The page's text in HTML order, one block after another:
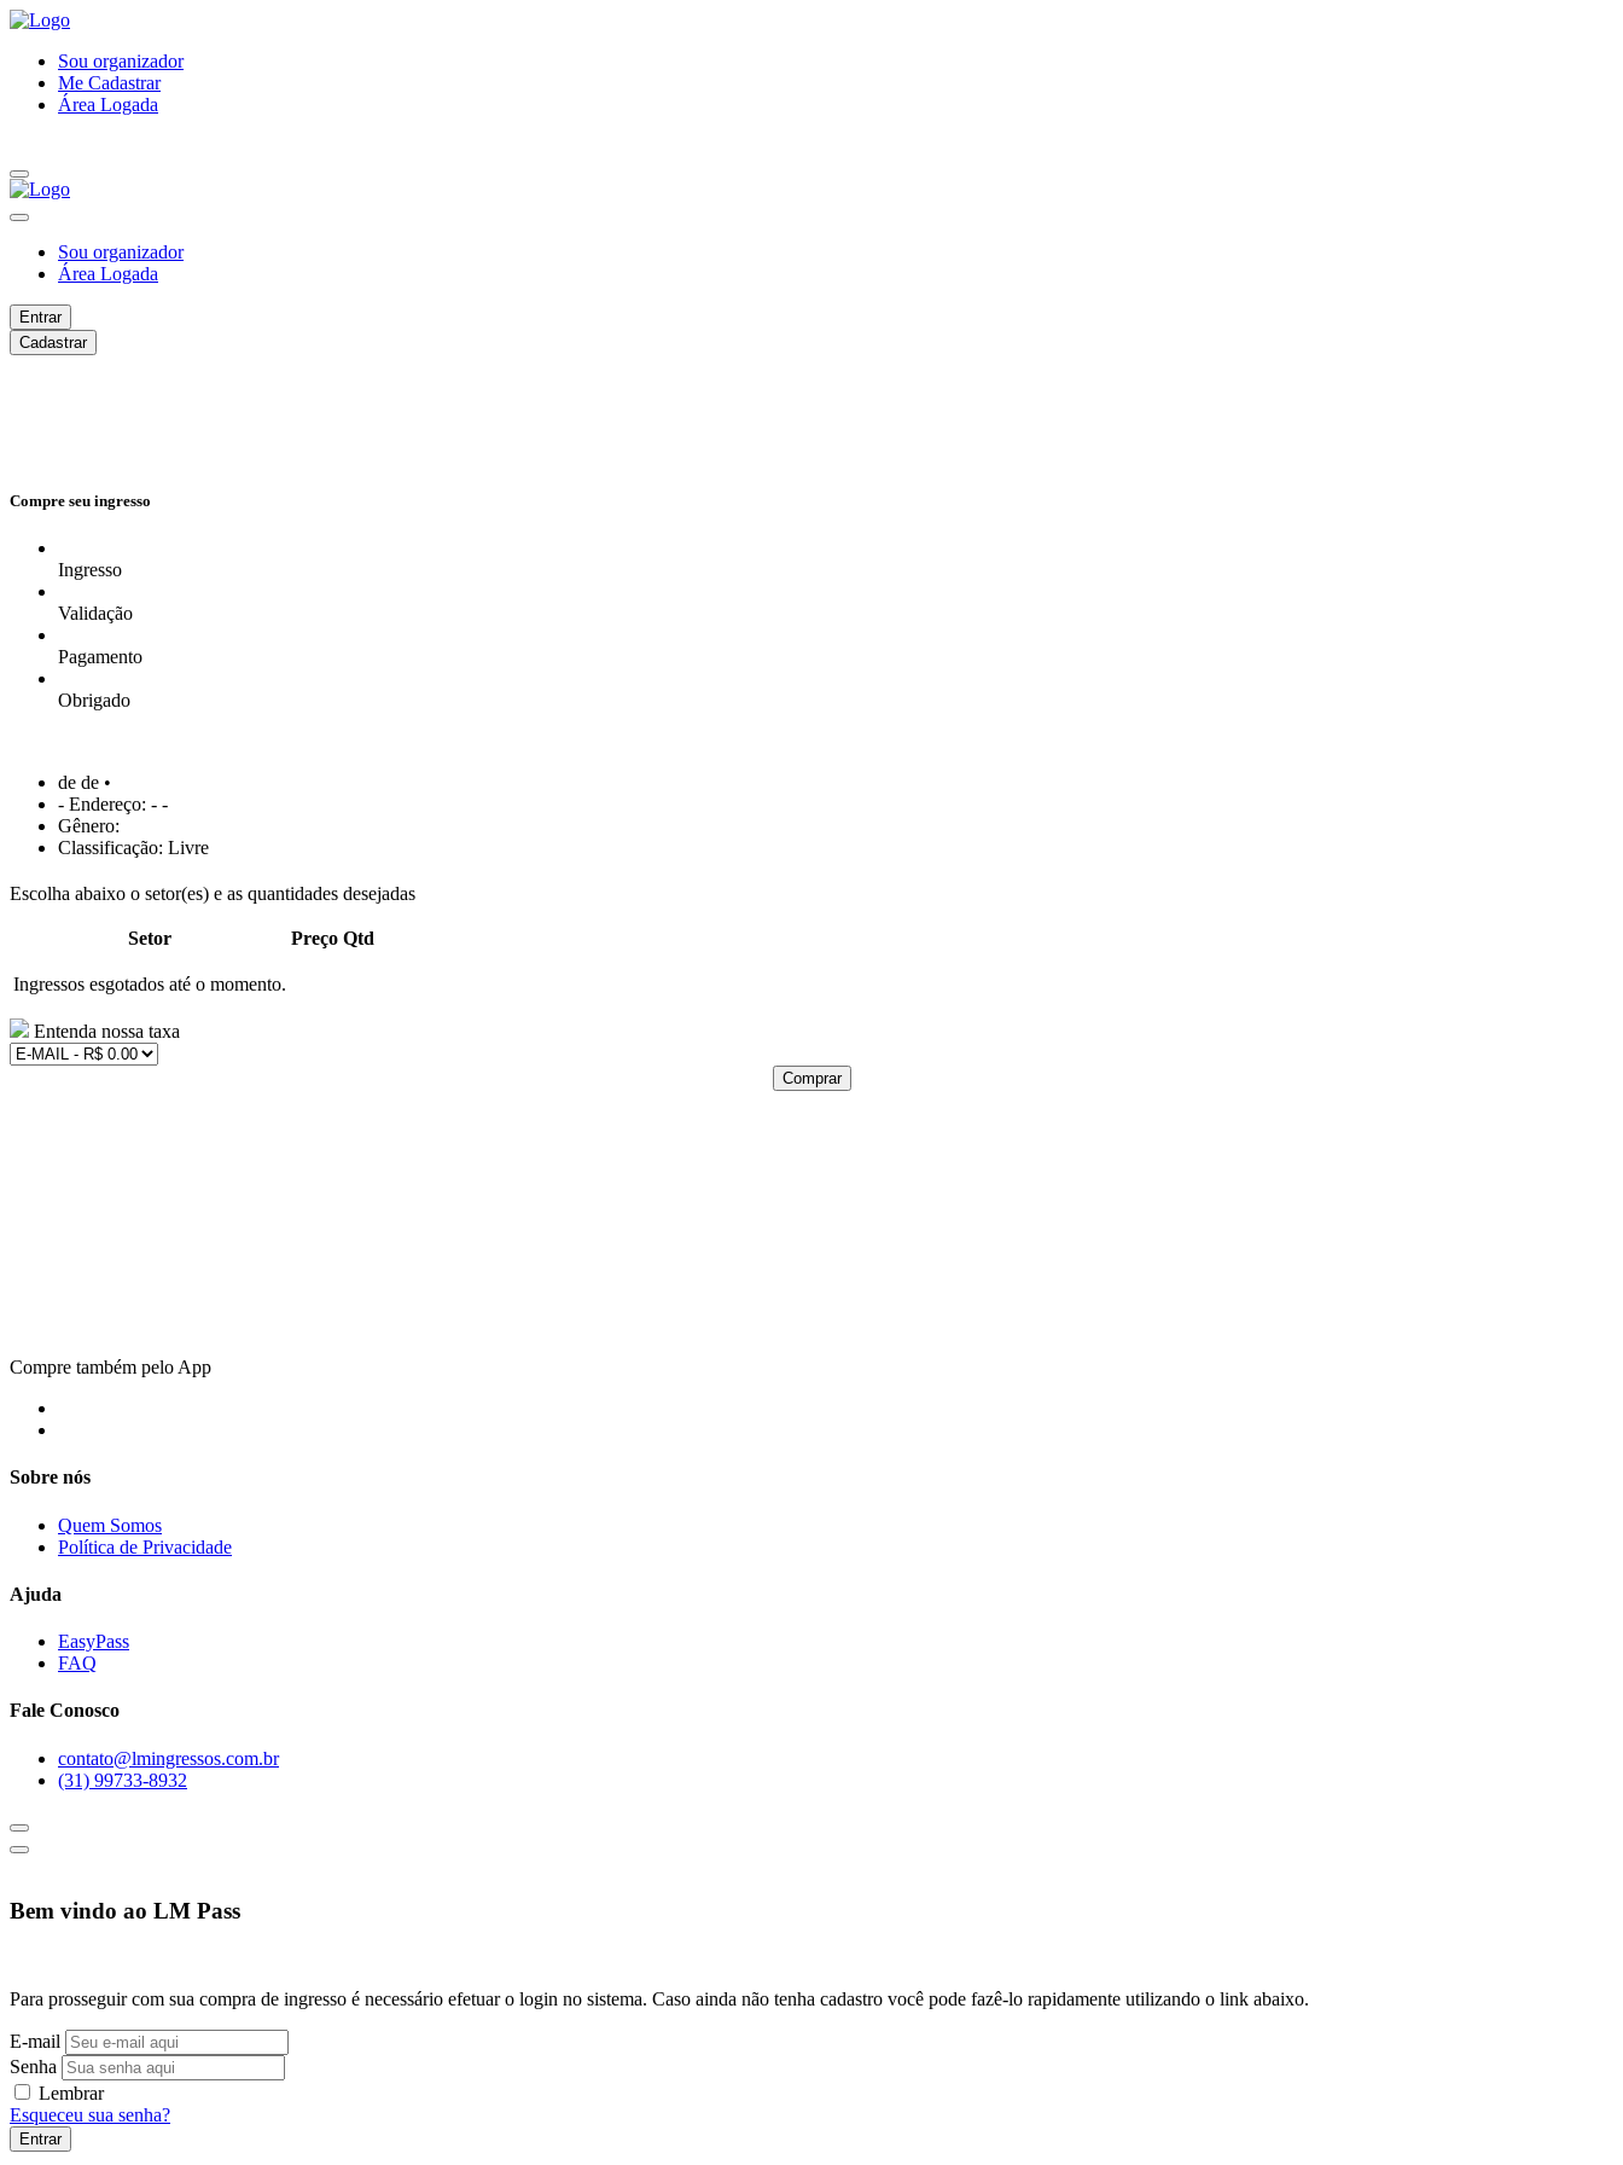
Sou organizador
Me Cadastrar
Área Logada
Sou organizador
Área Logada
Entrar
Cadastrar
Compre seu ingresso
Ingresso
Validação
Pagamento
Obrigado
de de •
- Endereço: - -
Gênero:
Classificação: Livre
Escolha abaixo o setor(es) e as quantidades desejadas
Setor Preço Qtd
Ingressos esgotados até o momento.
Entenda nossa taxa
Comprar
Compre também pelo App
Sobre nós
Quem Somos
Política de Privacidade
Ajuda
EasyPass
FAQ
Fale Conosco
contato@lmingressos.com.br
(31) 99733-8932
Bem vindo ao LM Pass
Para prosseguir com sua compra de ingresso é necessário efetuar o login no sistema. Caso ainda não tenha cadastro você pode fazê-lo rapidamente utilizando o link abaixo.
E-mail
Senha
Lembrar
Esqueceu sua senha?
Entrar